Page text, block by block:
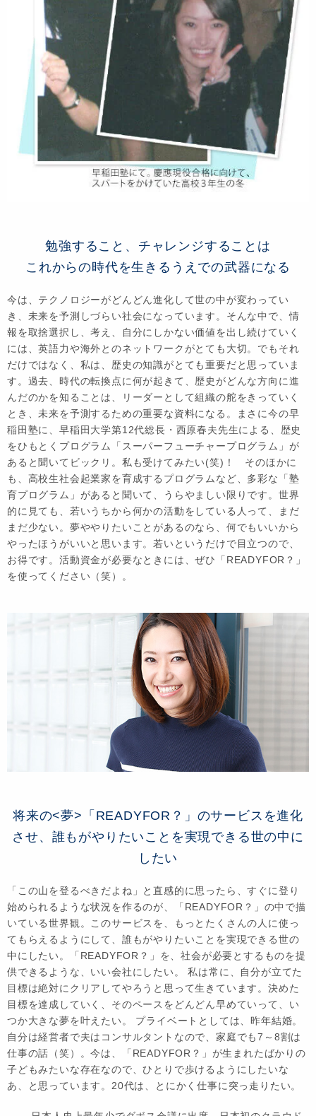
勉強すること、チャレンジすることは
これからの時代を生きるうえでの武器になる
今は、テクノロジーがどんどん進化して世の中が変わってい
き、未来を予測しづらい社会になっています。そんな中で、情
報を取捨選択し、考え、自分にしかない価値を出し続けていく
には、英語力や海外とのネットワークがとても大切。でもそれ
だけではなく、私は、歴史の知識がとても重要だと思っていま
す。過去、時代の転換点に何が起きて、歴史がどんな方向に進
んだのかを知ることは、リーダーとして組織の舵をきっていく
とき、未来を予測するための重要な資料になる。まさに今の早
稲田塾に、早稲田大学第12代総長・西原春夫先生による、歴史
をひもとくプログラム「スーパーフューチャープログラム」が
あると聞いてビックリ。私も受けてみたい(笑)！ そのほかに
も、高校生社会起業家を育成するプログラムなど、多彩な「塾
育プログラム」があると聞いて、うらやましい限りです。世界
的に見ても、若いうちから何かの活動をしている人って、まだ
まだ少ない。夢ややりたいことがあるのなら、何でもいいから
やったほうがいいと思います。若いというだけで目立つので、
お得です。活動資金が必要なときには、ぜひ「READYFOR？」
を使ってください（笑）。
将来の<夢>「READYFOR？」のサービスを進化
させ、誰もがやりたいことを実現できる世の中に
したい
「この山を登るべきだよね」と直感的に思ったら、すぐに登り
始められるような状況を作るのが、「READYFOR？」の中で描
いている世界観。このサービスを、もっとたくさんの人に使っ
てもらえるようにして、誰もがやりたいことを実現できる世の
中にしたい。「READYFOR？」を、社会が必要とするものを提
供できるような、いい会社にしたい。 私は常に、自分が立てた
目標は絶対にクリアしてやろうと思って生きています。決めた
目標を達成していく、そのペースをどんどん早めていって、い
つか大きな夢を叶えたい。 プライベートとしては、昨年結婚。
自分は経営者で夫はコンサルタントなので、家庭でも7～8割は
仕事の話（笑）。今は、「READYFOR？」が生まれたばかりの
子どもみたいな存在なので、ひとりで歩けるようにしたいな
あ、と思っています。20代は、とにかく仕事に突っ走りたい。